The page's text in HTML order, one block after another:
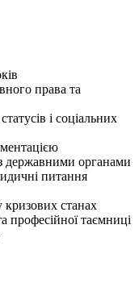
права та
і соціальних
державними органами
питання
кризових станах
професійної таємниці